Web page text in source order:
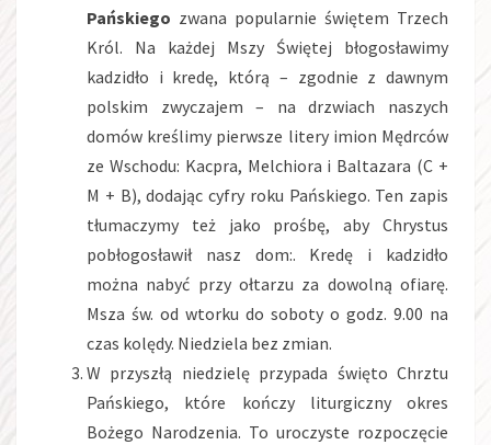
Pańskiego zwana popularnie świętem Trzech
Król. Na każdej Mszy Świętej błogosławimy
kadzidło i kredę, którą – zgodnie z dawnym
polskim zwyczajem – na drzwiach naszych
domów kreślimy pierwsze litery imion Mędrców
ze Wschodu: Kacpra, Melchiora i Baltazara (C +
M + B), dodając cyfry roku Pańskiego. Ten zapis
tłumaczymy też jako prośbę, aby Chrystus
pobłogosławił nasz dom:. Kredę i kadzidło
można nabyć przy ołtarzu za dowolną ofiarę.
Msza św. od wtorku do soboty o godz. 9.00 na
czas kolędy. Niedziela bez zmian.
W przyszłą niedzielę przypada święto Chrztu
Pańskiego, które kończy liturgiczny okres
Bożego Narodzenia. To uroczyste rozpoczęcie